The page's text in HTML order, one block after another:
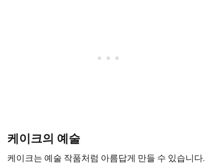
케이크의 예술
케이크는 예술 작품처럼 아름답게 만들 수 있습니다.